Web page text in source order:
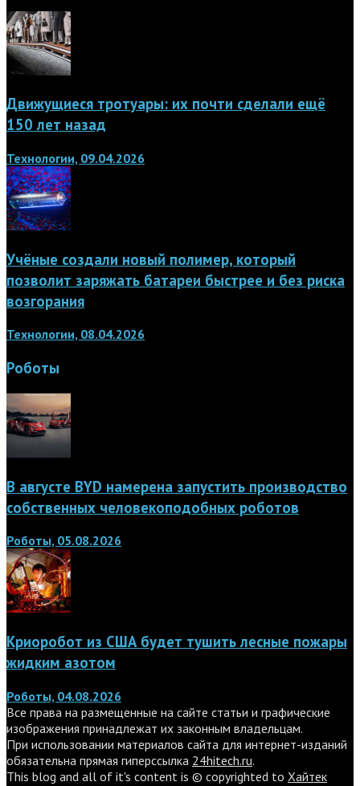
Движущиеся тротуары: их почти сделали ещё
150 лет назад
Технологии, 09.04.2026
Учёные создали новый полимер, который
позволит заряжать батареи быстрее и без риска
возгорания
Технологии, 08.04.2026
Роботы
В августе BYD намерена запустить производство
собственных человекоподобных роботов
Роботы, 05.08.2026
Криоробот из США будет тушить лесные пожары
жидким азотом
Роботы, 04.08.2026
Все права на размещенные на сайте статьи и графические
изображения принадлежат их законным владельцам.
При использовании материалов сайта для интернет-изданий
обязательна прямая гиперссылка 24hitech.ru.
This blog and all of it's content is © copyrighted to Хайтек